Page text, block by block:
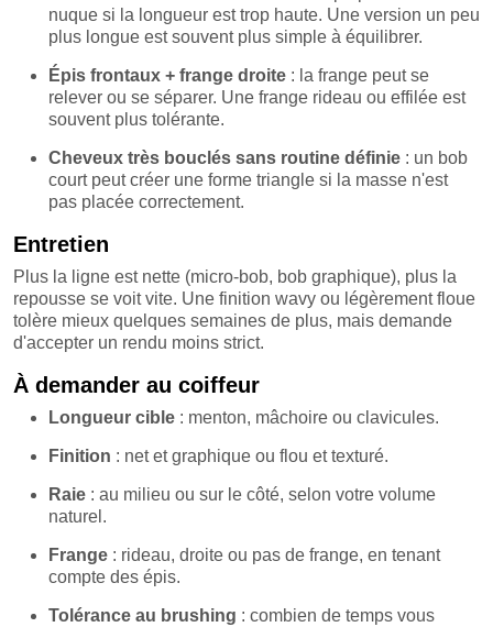
nuque si la longueur est trop haute. Une version un peu
plus longue est souvent plus simple à équilibrer.
Épis frontaux + frange droite : la frange peut se
relever ou se séparer. Une frange rideau ou effilée est
souvent plus tolérante.
Cheveux très bouclés sans routine définie : un bob
court peut créer une forme triangle si la masse n'est
pas placée correctement.
Entretien
Plus la ligne est nette (micro-bob, bob graphique), plus la
repousse se voit vite. Une finition wavy ou légèrement floue
tolère mieux quelques semaines de plus, mais demande
d'accepter un rendu moins strict.
À demander au coiffeur
Longueur cible : menton, mâchoire ou clavicules.
Finition : net et graphique ou flou et texturé.
Raie : au milieu ou sur le côté, selon votre volume
naturel.
Frange : rideau, droite ou pas de frange, en tenant
compte des épis.
Tolérance au brushing : combien de temps vous